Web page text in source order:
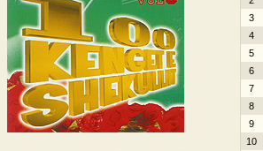
3
4
5
6
7
8
9
10